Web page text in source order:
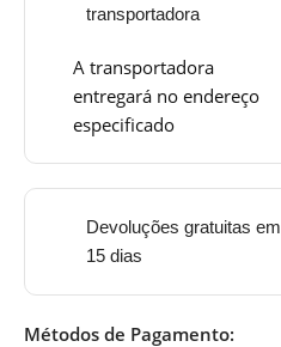
transportadora
A transportadora
entregará no endereço
especificado
Devoluções gratuitas em
15 dias
Métodos de Pagamento: